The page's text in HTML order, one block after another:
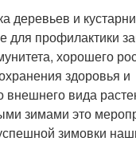
деревьев и
для профилактики
хорошего
здоровья и
внешнего вида
зимами это
зимовки